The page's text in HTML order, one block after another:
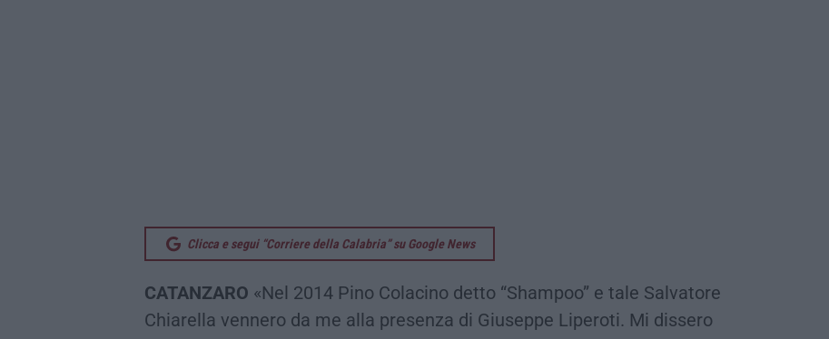
Clicca e segui “Corriere della Calabria” su Google News
CATANZARO «Nel 2014 Pino Colacino detto “Shampoo” e tale Salvatore
Chiarella vennero da me alla presenza di Giuseppe Liperoti. Mi dissero